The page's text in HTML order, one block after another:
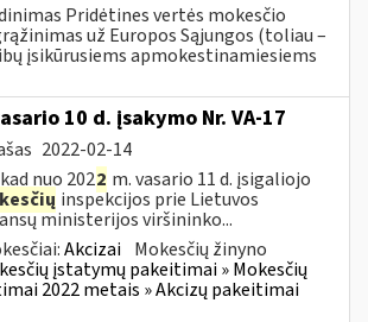
Pridėtines vertės mokesčio
už Europos Sąjungos (toliau –
įsikūrusiems apmokestinamiesiems
10 d. įsakymo Nr. VA-17
2022-02-14
nuo 2022 m. vasario 11 d. įsigaliojo
inspekcijos prie Lietuvos
ministerijos viršininko...
Akcizai Mokesčių žinyno
įstatymų pakeitimai » Mokesčių
2022 metais » Akcizų pakeitimai